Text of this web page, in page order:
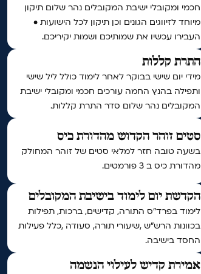
חכמי ומקובלי ישיבת המקובלים נהר שלום תיקון
מיוחד לזיווגים הגונים וכן תיקון לכל הישועות •
העבירו עכשיו את שמותיכם ושמות יקיריכם.
התרת קללות
מידי יום שישי בבוקר לאחר לימוד כולל ליל שישי
ותפילה בהנץ החמה עורכים חכמי ומקובלי ישיבת
המקובלים נהר שלום סדר התרת קללות.
סטים זוהר הקדוש מהדורת כיס
בשעה טובה חזר למלאי סטים של זוהר המחולק
מהדורת כיס ב 3 פורמטים.
הקדשת יום לימוד בישיבת המקובלים
לימוד בפרד"ס התורה, קדישים, ברכות, תפילות
בכוונות הרש"ש ,שיעורי תורה, סעודה ,כלל פעילות
החסד בישיבה.
אמירת קדיש לעילוי הנשמה